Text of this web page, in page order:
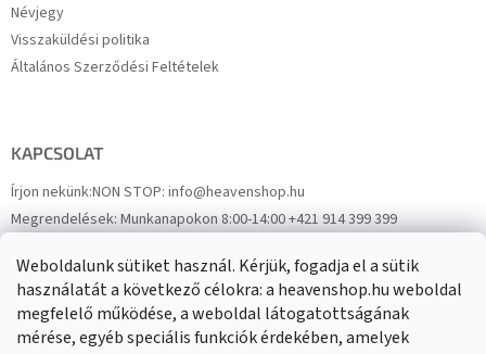
Weboldalunk sütiket használ. Kérjük, fogadja el a sütik
használatát a következő célokra: a heavenshop.hu weboldal
megfelelő működése, a weboldal látogatottságának
mérése, egyéb speciális funkciók érdekében, amelyek
Névjegy
Visszaküldési politika
Általános Szerződési Feltételek
KAPCSOLAT
Írjon nekünk:NON STOP: info@heavenshop.hu
Megrendelések:Munkanapokon 8:00-14:00 +421 914 399 399
FacebookHeavenShop.sk